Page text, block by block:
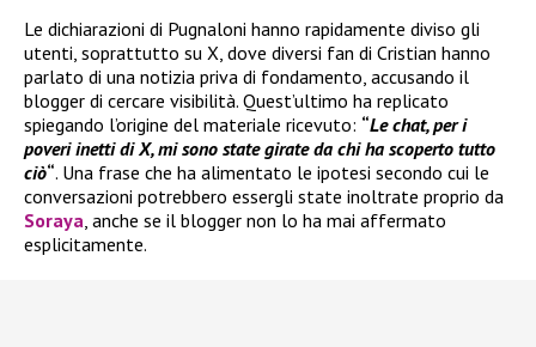
Le dichiarazioni di Pugnaloni hanno rapidamente diviso gli
utenti, soprattutto su X, dove diversi fan di Cristian hanno
parlato di una notizia priva di fondamento, accusando il
blogger di cercare visibilità. Quest’ultimo ha replicato
spiegando l’origine del materiale ricevuto: “Le chat, per i
poveri inetti di X, mi sono state girate da chi ha scoperto tutto
ciò“. Una frase che ha alimentato le ipotesi secondo cui le
conversazioni potrebbero essergli state inoltrate proprio da
Soraya, anche se il blogger non lo ha mai affermato
esplicitamente.